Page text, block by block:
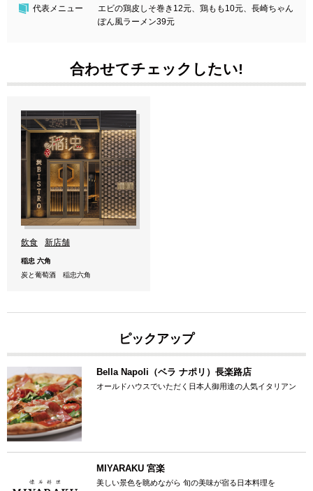
代表メニュー
エビの鶏皮しそ巻き12元、鶏もも10元、長崎ちゃん
ぽん風ラーメン39元
合わせてチェックしたい!
飲食 新店舗
稲忠 六角
炭と葡萄酒 稲忠六角
ピックアップ
Bella Napoli（ベラ ナポリ）長楽路店
オールドハウスでいただく日本人御用達の人気イタリアン
MIYARAKU 宮楽
美しい景色を眺めながら 旬の美味が宿る日本料理を